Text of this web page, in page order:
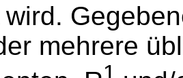
mehrere